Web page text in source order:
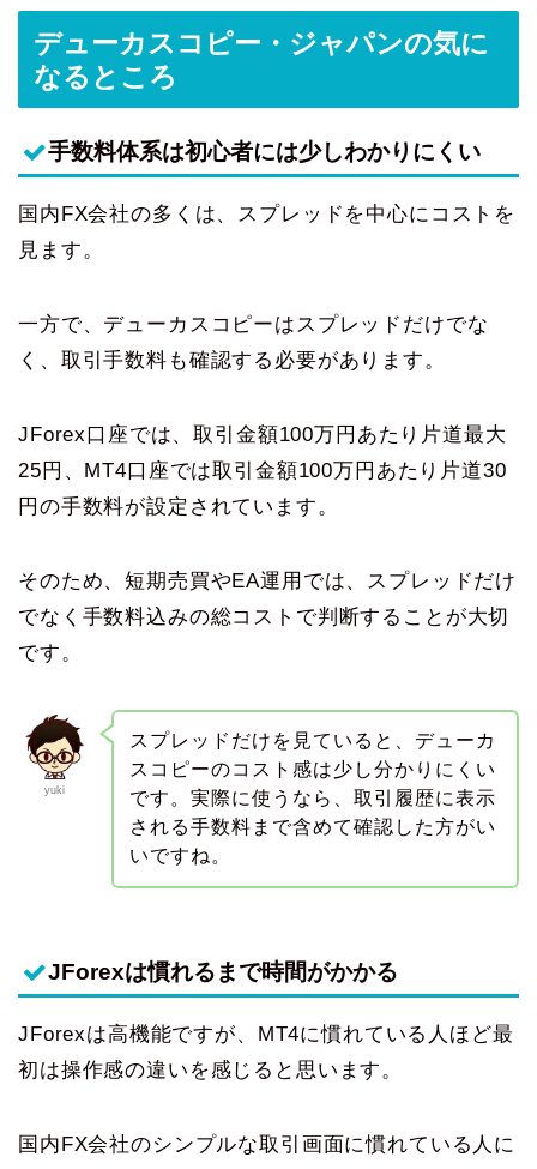
デューカスコピー・ジャパンの気に
なるところ
手数料体系は初心者には少しわかりにくい
国内FX会社の多くは、スプレッドを中心にコストを
見ます。
一方で、デューカスコピーはスプレッドだけでな
く、取引手数料も確認する必要があります。
JForex口座では、取引金額100万円あたり片道最大
25円、MT4口座では取引金額100万円あたり片道30
円の手数料が設定されています。
そのため、短期売買やEA運用では、スプレッドだけ
でなく手数料込みの総コストで判断することが大切
です。
yuki
スプレッドだけを見ていると、デューカ
スコピーのコスト感は少し分かりにくい
です。実際に使うなら、取引履歴に表示
される手数料まで含めて確認した方がい
いですね。
JForexは慣れるまで時間がかかる
JForexは高機能ですが、MT4に慣れている人ほど最
初は操作感の違いを感じると思います。
国内FX会社のシンプルな取引画面に慣れている人に